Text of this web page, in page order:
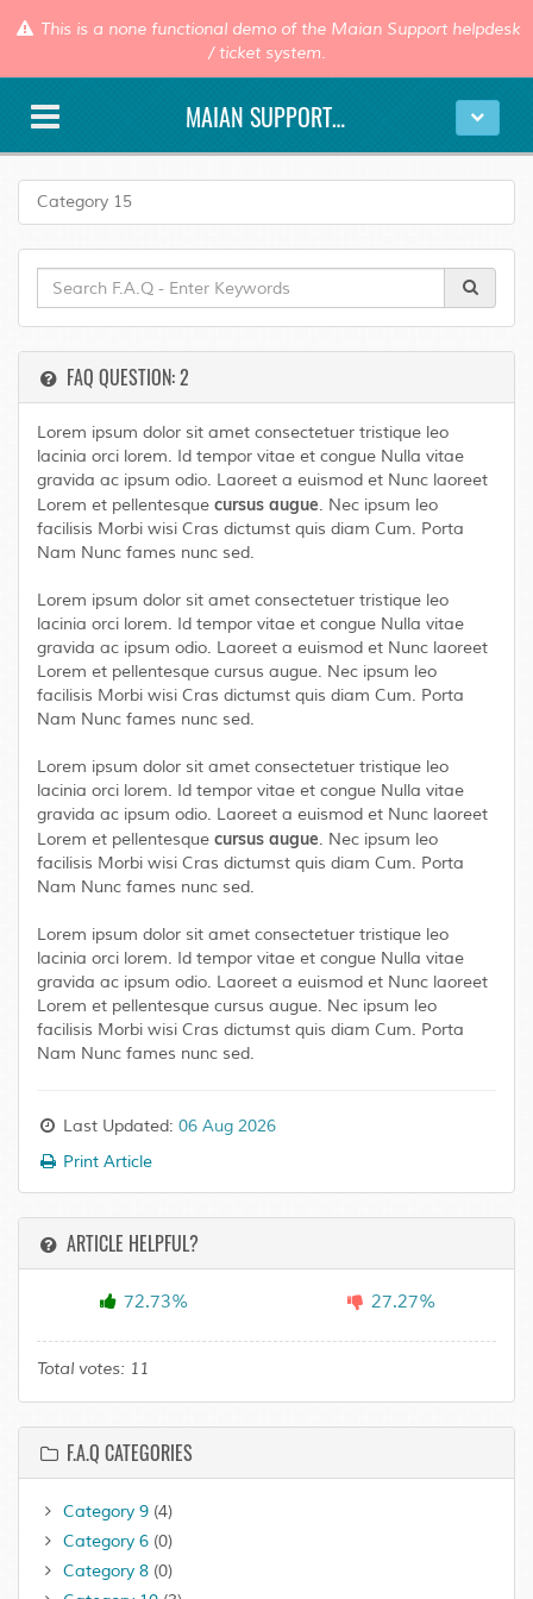
This is a none functional demo of the Maian Support helpdesk
/ ticket system.
MAIAN SUPPORT DEMO
Category 15
FAQ QUESTION: 2
Lorem ipsum dolor sit amet consectetuer tristique leo
lacinia orci lorem. Id tempor vitae et congue Nulla vitae
gravida ac ipsum odio. Laoreet a euismod et Nunc laoreet
Lorem et pellentesque cursus augue. Nec ipsum leo
facilisis Morbi wisi Cras dictumst quis diam Cum. Porta
Nam Nunc fames nunc sed.
Lorem ipsum dolor sit amet consectetuer tristique leo
lacinia orci lorem. Id tempor vitae et congue Nulla vitae
gravida ac ipsum odio. Laoreet a euismod et Nunc laoreet
Lorem et pellentesque cursus augue. Nec ipsum leo
facilisis Morbi wisi Cras dictumst quis diam Cum. Porta
Nam Nunc fames nunc sed.
Lorem ipsum dolor sit amet consectetuer tristique leo
lacinia orci lorem. Id tempor vitae et congue Nulla vitae
gravida ac ipsum odio. Laoreet a euismod et Nunc laoreet
Lorem et pellentesque cursus augue. Nec ipsum leo
facilisis Morbi wisi Cras dictumst quis diam Cum. Porta
Nam Nunc fames nunc sed.
Lorem ipsum dolor sit amet consectetuer tristique leo
lacinia orci lorem. Id tempor vitae et congue Nulla vitae
gravida ac ipsum odio. Laoreet a euismod et Nunc laoreet
Lorem et pellentesque cursus augue. Nec ipsum leo
facilisis Morbi wisi Cras dictumst quis diam Cum. Porta
Nam Nunc fames nunc sed.
Last Updated: 06 Aug 2026
Print Article
ARTICLE HELPFUL?
72.73% 27.27%
Total votes: 11
F.A.Q CATEGORIES
Category 9 (4)
Category 6 (0)
Category 8 (0)